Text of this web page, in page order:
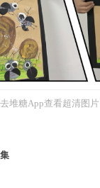
去堆糖App查看超清图片